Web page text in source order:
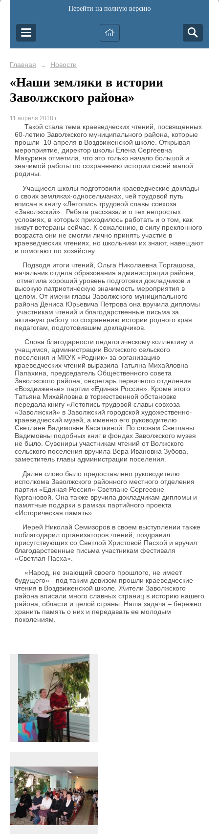
Перейти на полную версию
Главная → Новости
«Наши земляки в истории
Заволжского района»
11 апреля 2018 г.
Такой стала тема краеведческих чтений, посвященных
60-летию Заволжского муниципального района, которые
прошли 10 апреля в Воздвиженской школе. Открывая
мероприятие, директор школы Елена Сергеевна
Макурина отметила, что это только начало большой и
значимой работы по сохранению истории своей малой
родины.
Учащиеся школы подготовили краеведческие доклады
о своих земляках-односельчанах, чей трудовой путь
вписан в книгу «Летопись трудовой славы совхоза
«Заволжский». Ребята рассказали о тех непростых
условиях, в которых приходилось работать и о том, как
живут ветераны сейчас. К сожалению, в силу преклонного
возраста они не смогли лично принять участие в
краеведческих чтениях, но школьники их знают, навещают
и помогают по хозяйству.
Подводя итоги чтений, Ольга Николаевна Торгашова,
начальник отдела образования администрации района,
отметила хороший уровень подготовки докладчиков и
высокую патриотическую значимость мероприятия в
целом. От имени главы Заволжского муниципального
района Дениса Юрьевича Петрова она вручила дипломы
участникам чтений и благодарственные письма за
активную работу по сохранению истории родного края
педагогам, подготовившим докладчиков.
Слова благодарности педагогическому коллективу и
учащимся, администрации Волжского сельского
поселения и МКУК «Родник» за организацию
краеведческих чтений выразила Татьяна Михайловна
Папахина, председатель Общественного совета
Заволжского района, секретарь первичного отделения
«Воздвиженье» партии «Единая Россия». Кроме этого
Татьяна Михайловна в торжественной обстановке
передала книгу «Летопись трудовой славы совхоза
«Заволжский» в Заволжский городской художественно-
краеведческий музей, а именно его руководителю
Светлане Вадимовне Касаткиной. По словам Светланы
Вадимовны подобных книг в фондах Заволжского музея
не было. Сувениры участникам чтений от Волжского
сельского поселения вручила Вера Ивановна Зубова,
заместитель главы администрации поселения.
Далее слово было предоставлено руководителю
исполкома Заволжского районного местного отделения
партии «Единая Россия» Светлане Сергеевне
Кургановой. Она также вручила докладчикам дипломы и
памятные подарки в рамках партийного проекта
«Историческая память».
Иерей Николай Семизоров в своем выступлении также
поблагодарил организаторов чтений, поздравил
присутствующих со Светлой Христовой Пасхой и вручил
благодарственные письма участникам фестиваля
«Светлая Пасха».
«Народ, не знающий своего прошлого, не имеет
будущего» - под таким девизом прошли краеведческие
чтения в Воздвиженской школе. Жители Заволжского
района вписали много славных страниц в историю нашего
района, области и целой страны. Наша задача – бережно
хранить память о них и передавать ее молодым
поколениям.